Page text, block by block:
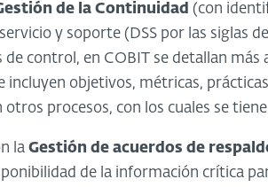
de la Continuidad (con
y soporte (DSS por las siglas de
control, en COBIT se detallan más
incluyen objetivos, métricas,
procesos, con los cuales se
la Gestión de acuerdos de
de la información crítica